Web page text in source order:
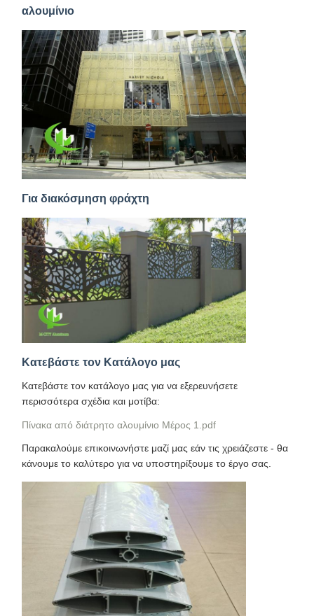
αλουμίνιο
Για διακόσμηση φράχτη
Κατεβάστε τον Κατάλογο μας
Κατεβάστε τον κατάλογο μας για να εξερευνήσετε
περισσότερα σχέδια και μοτίβα:
Πίνακα από διάτρητο αλουμίνιο Μέρος 1.pdf
Παρακαλούμε επικοινωνήστε μαζί μας εάν τις χρειάζεστε - θα
κάνουμε το καλύτερο για να υποστηρίξουμε το έργο σας.